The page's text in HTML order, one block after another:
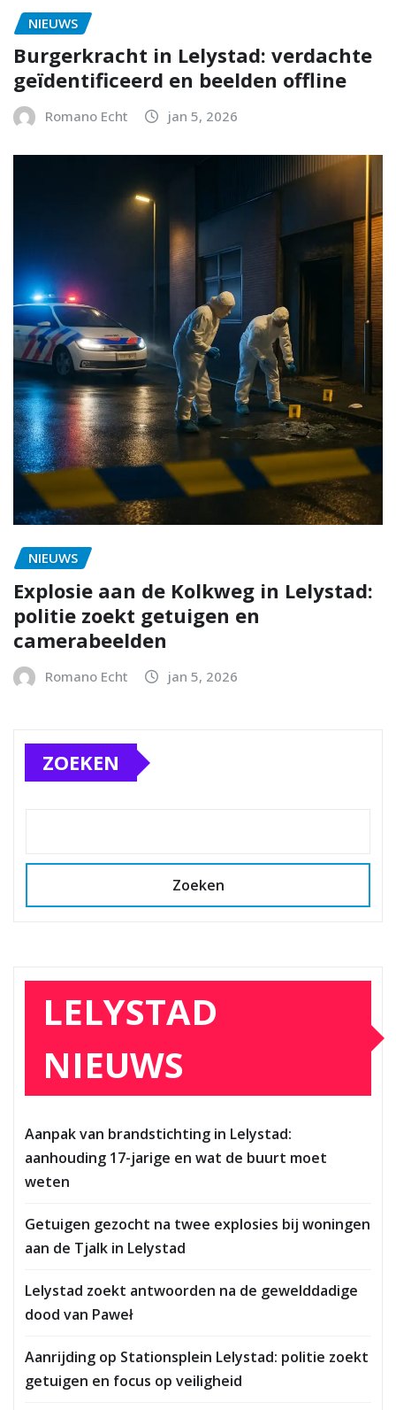
NIEUWS
Burgerkracht in Lelystad: verdachte
geïdentificeerd en beelden offline
Romano Echt jan 5, 2026
NIEUWS
Explosie aan de Kolkweg in Lelystad:
politie zoekt getuigen en
camerabeelden
Romano Echt jan 5, 2026
ZOEKEN
Zoeken
LELYSTAD
NIEUWS
Aanpak van brandstichting in Lelystad:
aanhouding 17-jarige en wat de buurt moet
weten
Getuigen gezocht na twee explosies bij woningen
aan de Tjalk in Lelystad
Lelystad zoekt antwoorden na de gewelddadige
dood van Paweł
Aanrijding op Stationsplein Lelystad: politie zoekt
getuigen en focus op veiligheid